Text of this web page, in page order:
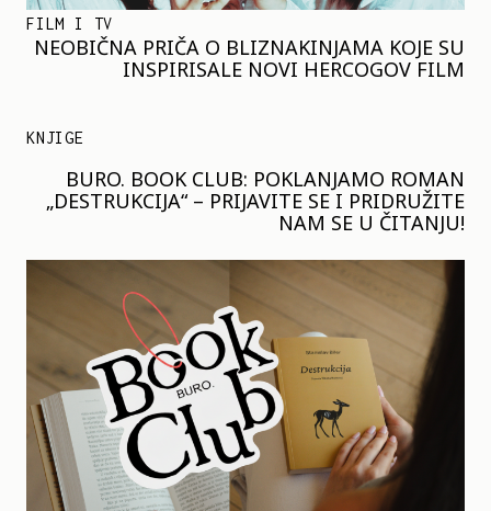
FILM I TV
NEOBIČNA PRIČA O BLIZNAKINJAMA KOJE SU
INSPIRISALE NOVI HERCOGOV FILM
KNJIGE
BURO. BOOK CLUB: POKLANJAMO ROMAN
„DESTRUKCIJA“ – PRIJAVITE SE I PRIDRUŽITE
NAM SE U ČITANJU!